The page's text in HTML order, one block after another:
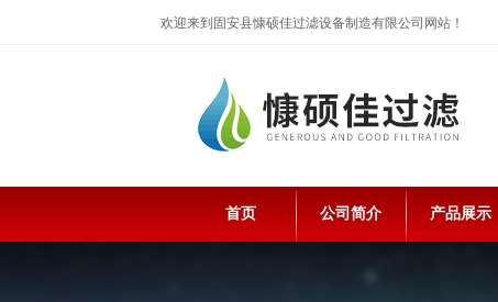
欢迎来到固安县慷硕佳过滤设备制造有限公司网站！
首页 公司简介 产品展示